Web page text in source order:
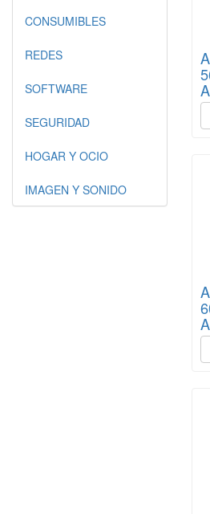
CONSUMIBLES
REDES
SOFTWARE
SEGURIDAD
HOGAR Y OCIO
IMAGEN Y SONIDO